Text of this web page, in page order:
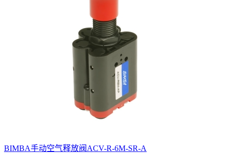
BIMBA手动空气释放阀ACV-R-6M-SR-A